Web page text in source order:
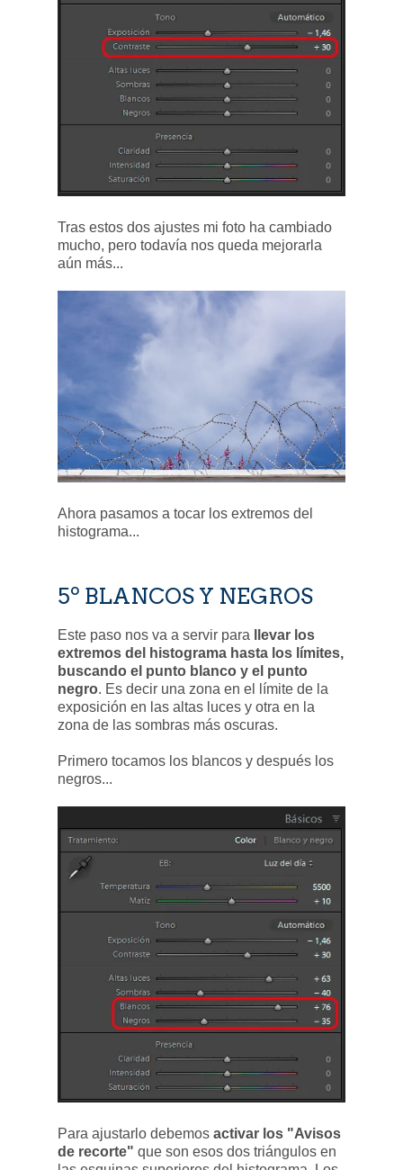
Tras estos dos ajustes mi foto ha cambiado
mucho, pero todavía nos queda mejorarla
aún más...
Ahora pasamos a tocar los extremos del
histograma...
5º BLANCOS Y NEGROS
Este paso nos va a servir para
llevar los
extremos del histograma hasta los límites,
buscando el punto blanco y el punto
negro. Es decir una zona en el límite de la
exposición en las altas luces y otra en la
zona de las sombras más oscuras.
Primero tocamos los blancos y después los
negros...
Para ajustarlo debemos activar los "Avisos
de recorte" que son esos dos triángulos en